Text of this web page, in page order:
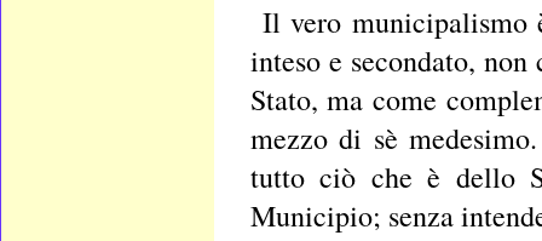
Il vero municipalismo
inteso e secondato,
Stato, ma come
mezzo di sè
tutto ciò che è dello
Municipio; senza